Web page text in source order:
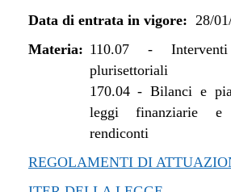
Data di entrata in vigore: 28/
Materia: 110.07-
plurisettoriali
170.04-Bilanci e
leggi finanziarie e
rendiconti
REGOLAMENTI DI